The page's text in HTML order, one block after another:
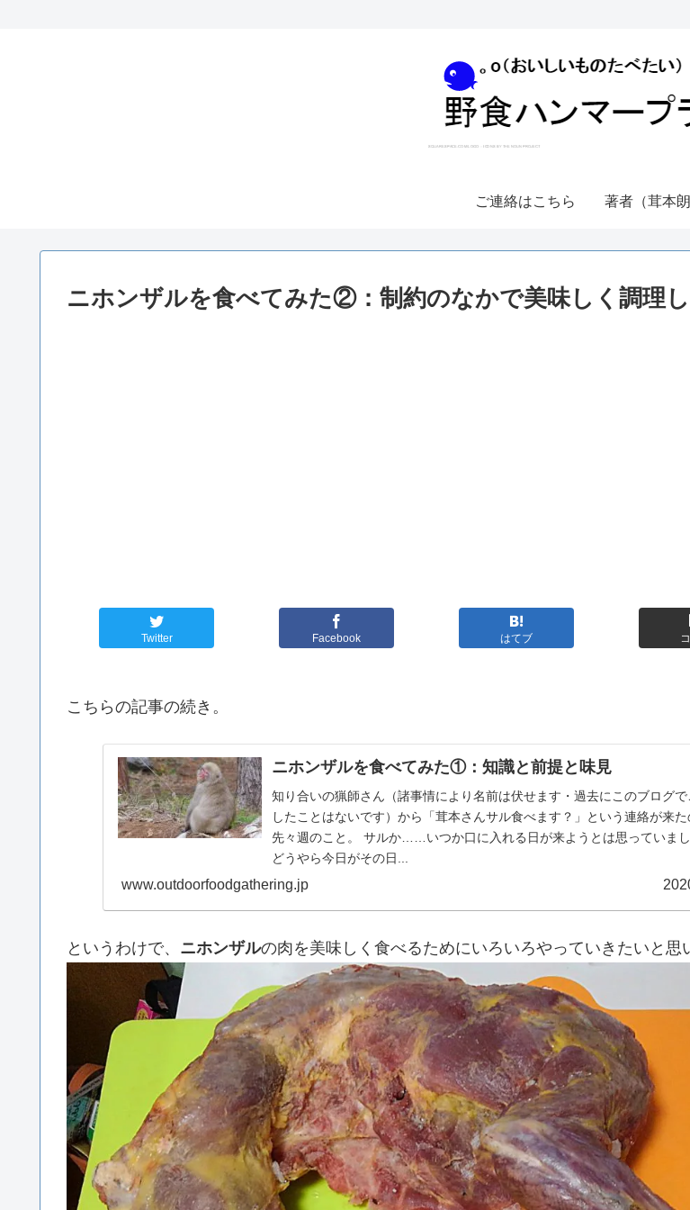
ご連絡はこちら 著者（茸本
ニホンザルを食べてみた②：制約のなかで美味しく調理
Twitter Facebook はてブ
こちらの記事の続き。
ニホンザルを食べてみた①：知識と前提と味見
知り合いの猟師さん（諸事情により名前は伏せます・過去にこのブログで
したことはないです）から「茸本さんサル食べます？」という連絡が来た
先々週のこと。 サルか……いつか口に入れる日が来ようとは思っていまし
どうやら今日がその日...
www.outdoorfoodgathering.jp
というわけで、 ニホンザルの肉を美味しく食べるためにいろいろやっていきたいと思